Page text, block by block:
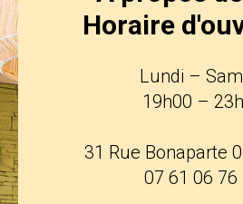
Horaire
Lundi –
19h00 –
31 Rue Bonaparte
07 61 06 76